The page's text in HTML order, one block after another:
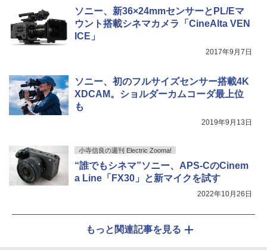
ソニー、新36×24mmセンサーとPL/Eマ
ウント搭載シネマカメラ「CineAlta VEN
ICE」
2017年9月7日
ソニー、初のフルサイズセンサー搭載4K
XDCAM。ショルダーカムコーダ最上位
も
2019年9月13日
小寺信良の週刊 Electric Zooma!
“誰でもシネマ”ソニー、APS-CのCinem
a Line「FX30」と新マイクを試す
2022年10月26日
もっと関連記事を見る